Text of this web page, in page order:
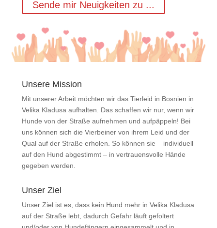
Sende mir Neuigkeiten zu ...
Unsere Mission
Mit unserer Arbeit möchten wir das Tierleid in Bosnien in
Velika Kladusa aufhalten. Das schaffen wir nur, wenn wir
Hunde von der Straße aufnehmen und aufpäppeln! Bei
uns können sich die Vierbeiner von ihrem Leid und der
Qual auf der Straße erholen. So können sie – individuell
auf den Hund abgestimmt – in vertrauensvolle Hände
gegeben werden.
Unser Ziel
Unser Ziel ist es, dass kein Hund mehr in Velika Kladusa
auf der Straße lebt, dadurch Gefahr läuft gefoltert